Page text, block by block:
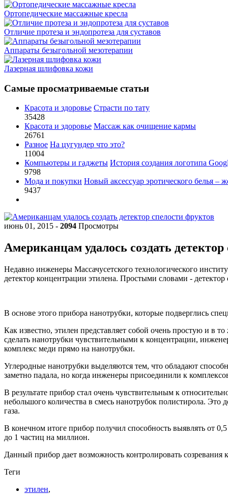
Ортопедические массажные кресла
Отличие протеза и эндопротеза для суставов
Аппараты безыгольной мезотерапии
Лазерная шлифовка кожи
Самые просматриваемые статьи
Красота и здоровье Страсти по тату
35428
Красота и здоровье Массаж как очищение кармы
26761
Разное На цугундер что это?
11004
Компьютеры и гаджеты История создания логотипа
9798
Мода и покупки Новый аксессуар эротического белья –
9437
июнь 01, 2015 - 2094 Просмотры
Американцам удалось создать
Недавно инженеры Массачусетского технологического
детектор концентрации этилена. Простыми словами - детектор
В основе этого прибора нанотрубки, которые подверглись
Как известно, этилен представляет собой очень простую и
сделать нанотрубки чувствительными к концентрации,
комплекс меди прямо на нанотрубки.
Углеродные нанотрубки выделяются тем, что обладают
заметно падала, но когда инженеры присоединили к
В результате прибор стал очень чувствительным к
небольшого количества в смесь нанотрубок полистирола. Это
газа.
В конечном итоге прибор получил способность выявлять от
до 1 частиц на миллион.
Данный прибор дает возможность контролировать
Теги
этилен,